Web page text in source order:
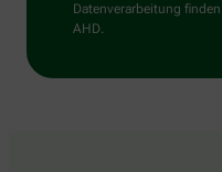
Datenverarbeitung
AHD.